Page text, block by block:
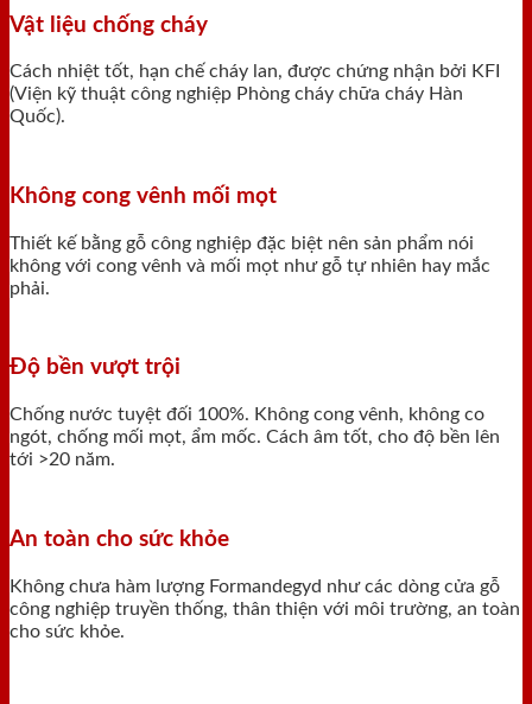
Vật liệu chống cháy
Cách nhiệt tốt, hạn chế cháy lan, được chứng nhận bởi KFI
(Viện kỹ thuật công nghiệp Phòng cháy chữa cháy Hàn
Quốc).
Không cong vênh mối mọt
Thiết kế bằng gỗ công nghiệp đặc biệt nên sản phẩm nói
không với cong vênh và mối mọt như gỗ tự nhiên hay mắc
phải.
Độ bền vượt trội
Chống nước tuyệt đối 100%. Không cong vênh, không co
ngót, chống mối mọt, ẩm mốc. Cách âm tốt, cho độ bền lên
tới >20 năm.
An toàn cho sức khỏe
Không chưa hàm lượng Formandegyd như các dòng cửa gỗ
công nghiệp truyền thống, thân thiện với môi trường, an toàn
cho sức khỏe.